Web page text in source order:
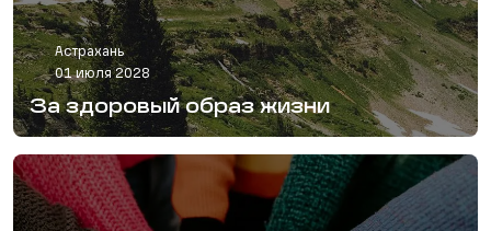
Астрахань
01 июля 2028
За здоровый образ жизни